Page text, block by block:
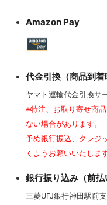
Amazon Pay
代金引換（商品到着
ヤマト運輸代金引換サ
※特注、お取り寄せ商
ない場合があります。
予め銀行振込、クレジ
くようお願いいたします
銀行振り込み（前払
三菱UFJ銀行神田駅前